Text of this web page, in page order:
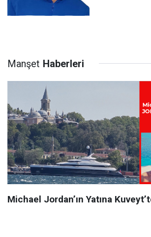
Manşet Haberleri
Michael Jordan’ın Yatına